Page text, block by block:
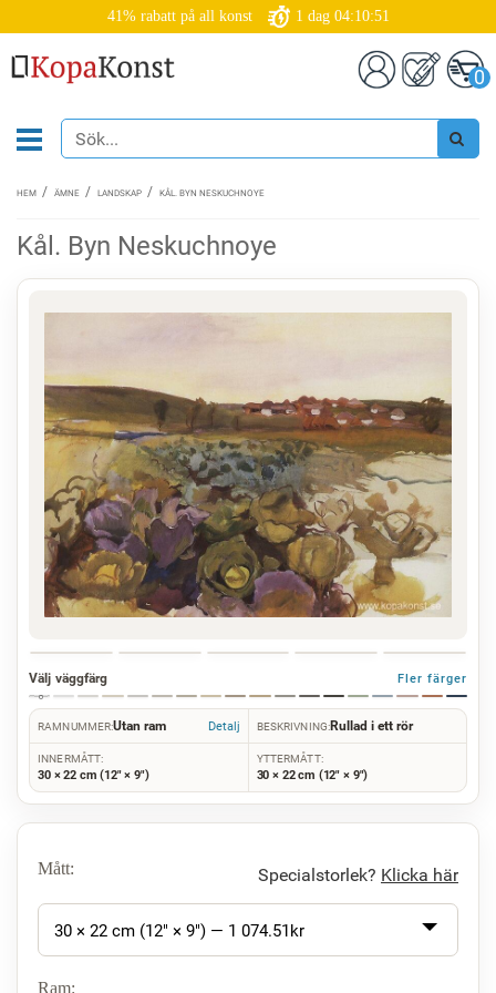
41% rabatt på all konst 1 dag 04:10:50
0
HEM ÄMNE LANDSKAP KÅL. BYN NESKUCHNOYE
Kål. Byn Neskuchnoye
Välj väggfärg Fler färger
RAMNUMMER:Utan ram Detalj BESKRIVNING:Rullad i ett rör
INNERMÅTT:
30 × 22 cm (12" × 9")
YTTERMÅTT:
30 × 22 cm (12" × 9")
Mått: Specialstorlek? Klicka här
30 × 22 cm (12" × 9") — 1 074.51kr
Ram: